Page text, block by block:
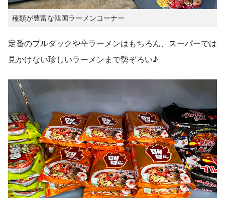
種類が豊富な韓国ラーメンコーナー
定番のブルダックや辛ラーメンはもちろん、スーパーでは
見かけない珍しいラーメンまで勢ぞろい♪